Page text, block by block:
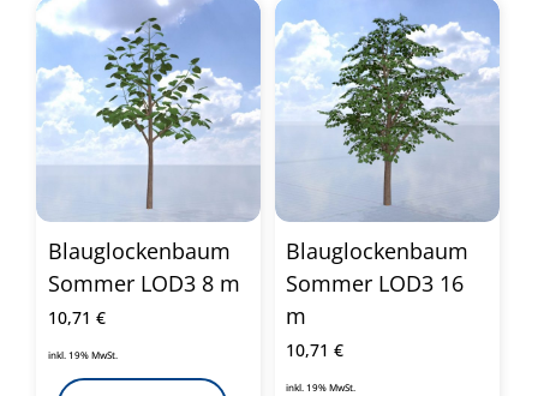
Blauglockenbaum
Sommer LOD3 8 m
10,71 €
inkl. 19% MwSt.
Blauglockenbaum
Sommer LOD3 16
m
10,71€
inkl. 19% MwSt.